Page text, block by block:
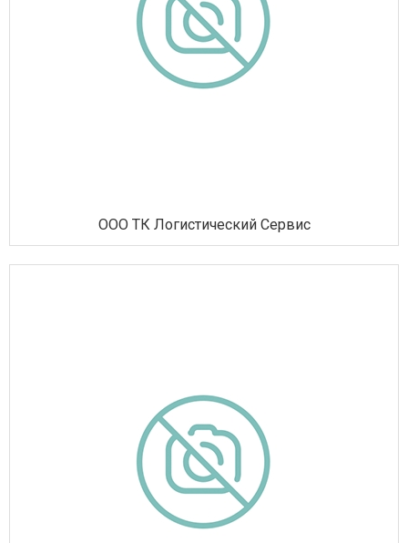
ООО ТК Логистический Сервис